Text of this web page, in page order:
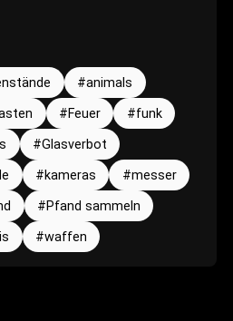
animals
Feuer
funk
Glasverbot
kameras
messer
Pfand sammeln
waffen